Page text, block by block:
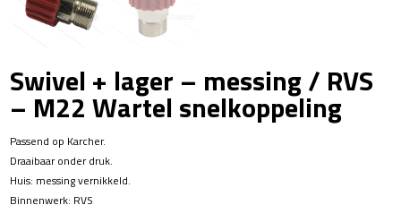
Swivel + lager – messing / RVS
– M22 Wartel snelkoppeling
Passend op Karcher.
Draaibaar onder druk.
Huis: messing vernikkeld.
Binnenwerk: RVS